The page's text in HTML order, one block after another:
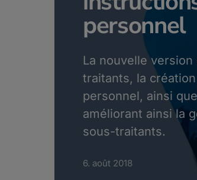
personnel
La nouvelle
traitants, la
personnel, ainsi
améliorant ainsi la
sous-traitants.
6. août 2018